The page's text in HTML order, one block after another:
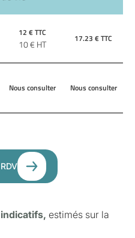
12 € TTC
10€ HT 17.23 € TTC
Nous consulter Nous consulter
estimés sur la